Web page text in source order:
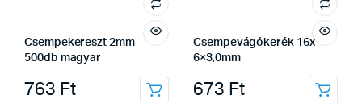
Csempekereszt 2mm
500db magyar
763 Ft
Csempevágókerék 16x
6×3,0mm
673 Ft